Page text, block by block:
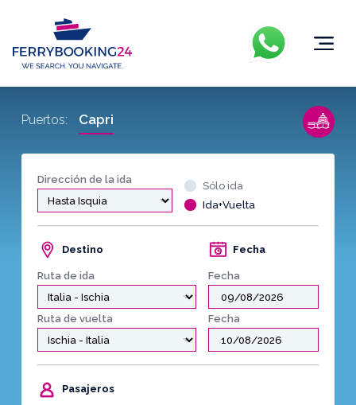
Dirección de la ida
Sólo ida
Ida+Vuelta
Destino
Ruta de ida
Fecha
Fecha
Ruta de vuelta Fecha
Pasajeros
Puertos: Capri